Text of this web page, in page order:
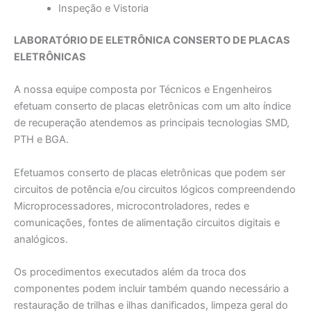
Inspeção e Vistoria
LABORATÓRIO DE ELETRÔNICA CONSERTO DE PLACAS
ELETRÔNICAS
A nossa equipe composta por Técnicos e Engenheiros
efetuam conserto de placas eletrônicas com um alto índice
de recuperação atendemos as principais tecnologias SMD,
PTH e BGA.
Efetuamos conserto de placas eletrônicas que podem ser
circuitos de potência e/ou circuitos lógicos compreendendo
Microprocessadores, microcontroladores, redes e
comunicações, fontes de alimentação circuitos digitais e
analógicos.
Os procedimentos executados além da troca dos
componentes podem incluir também quando necessário a
restauração de trilhas e ilhas danificados, limpeza geral do